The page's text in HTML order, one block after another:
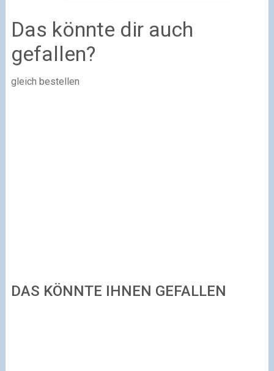
Das könnte dir auch
gefallen?
gleich bestellen
DAS KÖNNTE IHNEN GEFALLEN